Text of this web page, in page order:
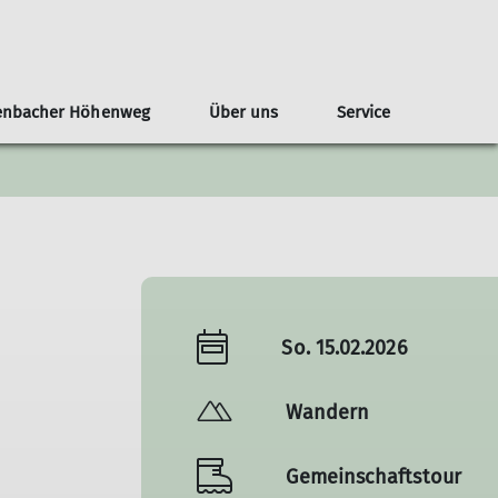
Familie Fitness
Höhenweg Über uns
Geschichte Kontakt
Service
Kontakt
So. 15.02.2026
Wandern
Gemeinschaftstour